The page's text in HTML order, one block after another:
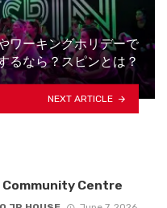
ワーキングホリデーで
るなら？スピンとは？
NEXT ARTICLE
Community Centre